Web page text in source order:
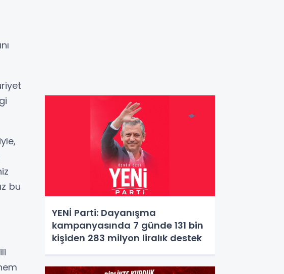
bu
YENİ Parti: Dayanışma
kampanyasında 7 günde 131 bin
kişiden 283 milyon liralık destek